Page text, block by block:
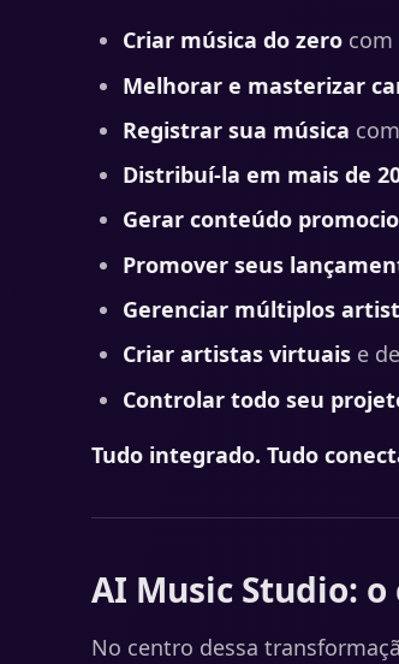
Criar música do zerocom
Melhorar e masterizar
Registrar sua música
Distribuí-la em mais de
Gerar conteúdo
Promover seus
Gerenciar múltiplos
Criar artistas virtuaise
Controlar todo seu
Tudo integrado. Tudo
AI Music Studio:
No centro dessa